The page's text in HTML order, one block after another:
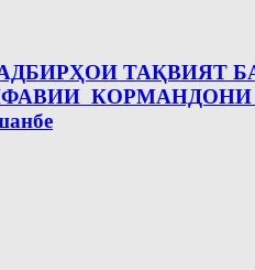
ТАҚВИЯТ